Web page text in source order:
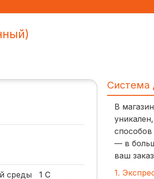
среды
1 С
Система
В
— в
ваш
1.